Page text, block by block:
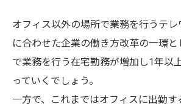
オフィス以外の場所で業務を行うテ
に合わせた企業の働き方改革の一環
で業務を行う在宅勤務が増加し1年以
っていくでしょう。
一方で、これまではオフィスに出勤